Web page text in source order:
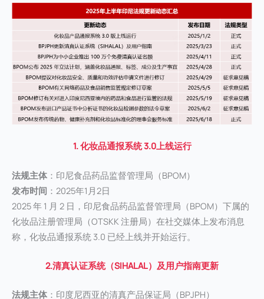
1. 化妆品通报系统 3.0上线运行
法规主体 ：印尼食品药品监督管理局（BPOM）
发布时间 ：2025年1月2日
2025 年 1 月 2 日，印尼食品药品监督管理局（BPOM）下属的
化妆品注册管理局（OTSKK 注册局）在社交媒体上发布消息
称，化妆品通报系统 3.0 已经上线并开始运行。
2.清真认证系统（SIHALAL）及用户指南更新
法规主体 ：印度尼西亚的清真产品保证局（BPJPH）